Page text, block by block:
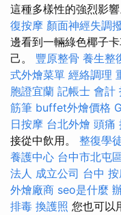
這種多樣性的強烈影響
復按摩 顏面神經失調
邊看到一輛綠色椰子
己。 豐原整骨 養生整
式外燴菜單 經絡調理
胞證宜蘭 記帳士 會計
筋筆 buffet外燴價格
日按摩 台北外燴 頭痛
接從中飲用。 整復學
養護中心 台中市北屯
法人 成立公司 台中
外燴廠商 seo是什麼
排毒 換護照 您也可以